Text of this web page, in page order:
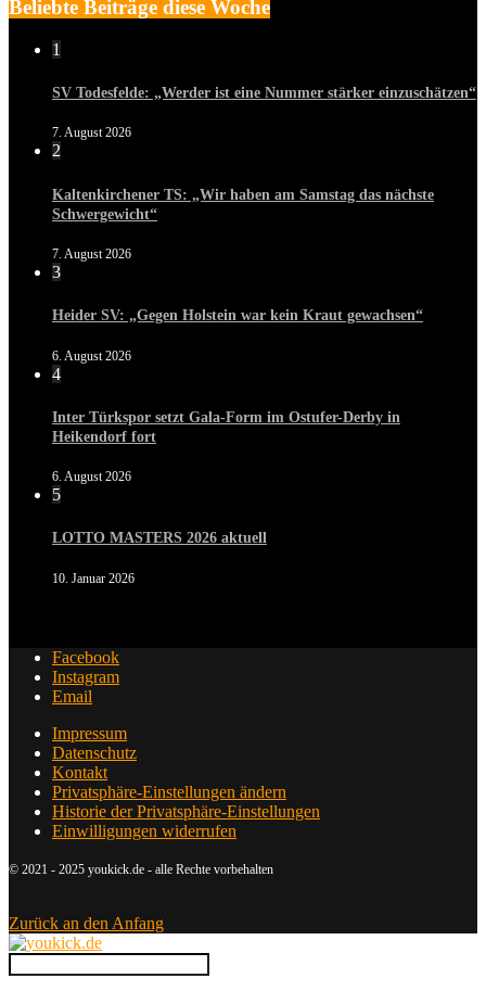
Beliebte Beiträge diese Woche
1
SV Todesfelde: „Werder ist eine Nummer stärker einzuschätzen“
7. August 2026
2
Kaltenkirchener TS: „Wir haben am Samstag das nächste
Schwergewicht“
7. August 2026
3
Heider SV: „Gegen Holstein war kein Kraut gewachsen“
6. August 2026
4
Inter Türkspor setzt Gala-Form im Ostufer-Derby in
Heikendorf fort
6. August 2026
5
LOTTO MASTERS 2026 aktuell
10. Januar 2026
Facebook
Instagram
Email
Impressum
Datenschutz
Kontakt
Privatsphäre-Einstellungen ändern
Historie der Privatsphäre-Einstellungen
Einwilligungen widerrufen
© 2021 - 2025 youkick.de - alle Rechte vorbehalten
Zurück an den Anfang